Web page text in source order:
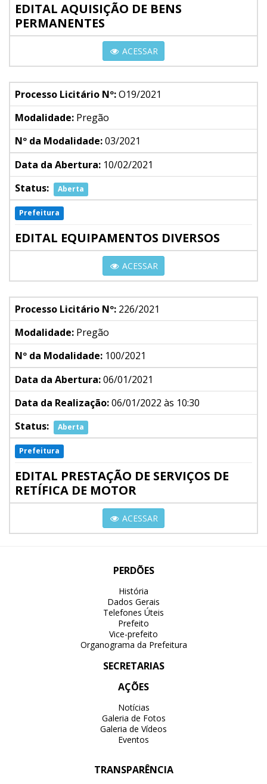
EDITAL AQUISIÇÃO DE BENS
PERMANENTES
ACESSAR
Processo Licitário Nº:O19/2021
Modalidade: Pregão
Nº da Modalidade:03/2021
Data da Abertura: 10/02/2021
Status:
Aberta
Prefeitura
EDITAL EQUIPAMENTOS DIVERSOS
ACESSAR
Processo Licitário Nº: 226/2021
Modalidade: Pregão
Nº da Modalidade: 100/2021
Data da Abertura:06/01/2021
Data da Realização:06/01/2022 às 10:30
Status:
Aberta
Prefeitura
EDITAL PRESTAÇÃO DE SERVIÇOS DE
RETÍFICA DE MOTOR
ACESSAR
PERDÕES
História
Dados Gerais
Telefones Úteis
Prefeito
Vice-prefeito
Organograma da Prefeitura
SECRETARIAS
AÇÕES
Notícias
Galeria de Fotos
Galeria de Vídeos
Eventos
TRANSPARÊNCIA